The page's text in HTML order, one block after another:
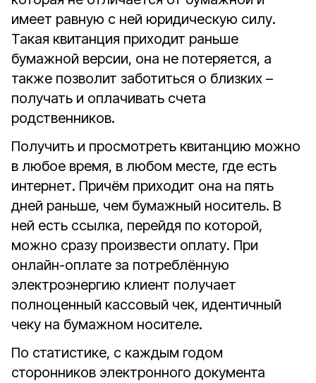
имеет равную с ней юридическую силу.
Такая квитанция приходит раньше
бумажной версии, она не потеряется, а
также позволит заботиться о близких –
получать и оплачивать счета
родственников.
Получить и просмотреть квитанцию можно
в любое время, в любом месте, где есть
интернет. Причём приходит она на пять
дней раньше, чем бумажный носитель. В
ней есть ссылка, перейдя по которой,
можно сразу произвести оплату. При
онлайн-оплате за потреблённую
электроэнергию клиент получает
полноценный кассовый чек, идентичный
чеку на бумажном носителе.
По статистике, с каждым годом
сторонников электронного документа